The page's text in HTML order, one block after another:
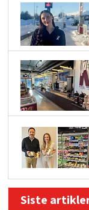
Siste